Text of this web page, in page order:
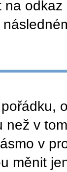
na odkaz
než v
v
měnit